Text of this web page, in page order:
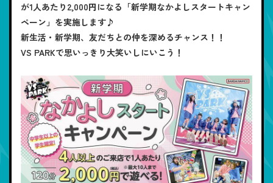
が1人あたり2,000円になる「新学期なかよしスタートキャン
ペーン」を実施します♪
新生活・新学期、友だちとの仲を深めるチャンス！！
VS PARKで思いっきり大笑いしにいこう！